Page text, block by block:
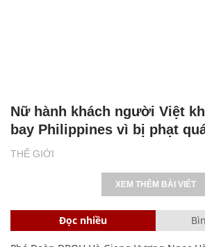
THẾ GIỚI
Nữ hành khách người Việt
bay Philippines vì bị phạt
XEM THÊM BÀI VIẾT
Đọc nhiều